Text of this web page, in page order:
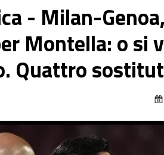
- Milan-
Montella: o si
Quattro